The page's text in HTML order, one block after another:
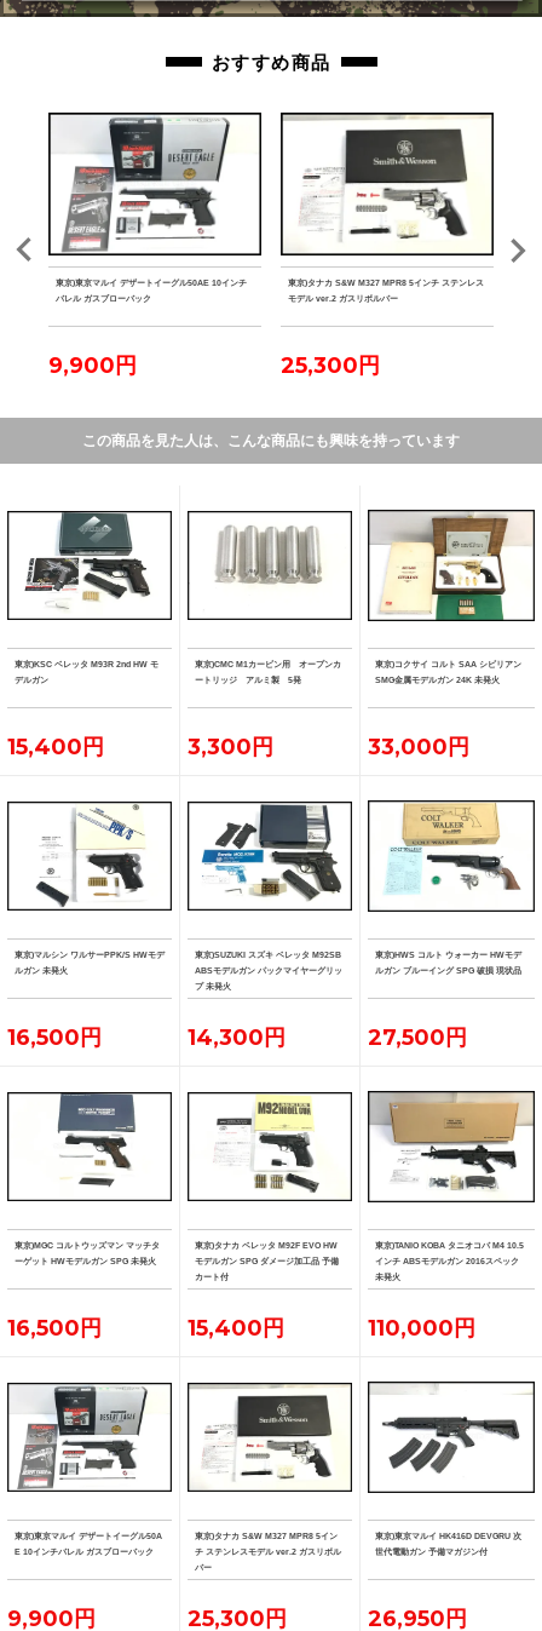
おすすめ商品
東京)東京マルイ デザートイーグル50AE 10インチ
バレル ガスブローバック
9,900円
東京)タナカ S&W M327 MPR8 5インチ ステンレス
モデル ver.2 ガスリボルバー
25,300円
この商品を見た人は、こんな商品にも興味を持っています
東京)KSC ベレッタ M93R 2nd HW モ
デルガン
15,400円
東京)CMC M1カービン用 オープンカ
ートリッジ アルミ製 5発
3,300円
東京)コクサイ コルト SAA シビリアン
SMG金属モデルガン 24K 未発火
33,000円
東京)マルシン ワルサーPPK/S HWモデ
ルガン 未発火
16,500円
東京)SUZUKI スズキ ベレッタ M92SB
ABSモデルガン パックマイヤーグリッ
プ 未発火
14,300円
東京)HWS コルト ウォーカー HWモデ
ルガン ブルーイング SPG 破損 現状品
27,500円
東京)MGC コルトウッズマン マッチタ
ーゲット HWモデルガン SPG 未発火
16,500円
東京)タナカ ベレッタ M92F EVO HW
モデルガン SPG ダメージ加工品 予備
カート付
15,400円
東京)TANIO KOBA タニオコバ M4 10.5
インチ ABSモデルガン 2016スペック
未発火
110,000円
東京)東京マルイ デザートイーグル50A
E 10インチバレル ガスブローバック
9,900円
東京)タナカ S&W M327 MPR8 5イン
チ ステンレスモデル ver.2 ガスリボル
バー
25,300円
東京)東京マルイ HK416D DEVGRU 次
世代電動ガン 予備マガジン付
26,950円